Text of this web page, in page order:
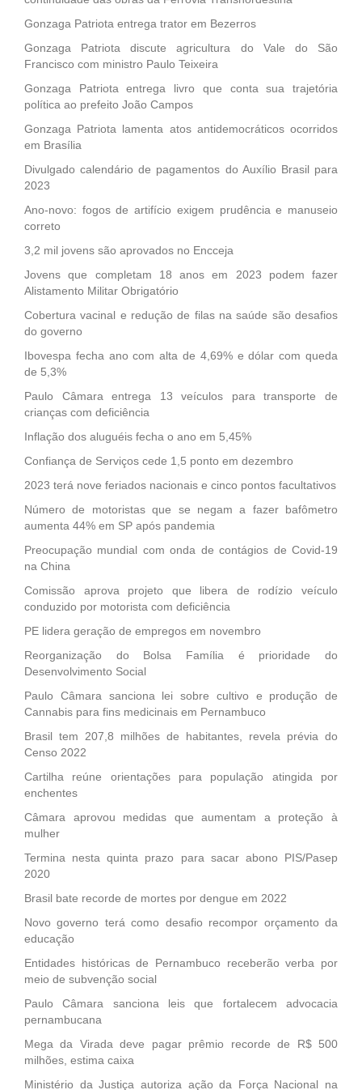
Gonzaga Patriota entrega trator em Bezerros
Gonzaga Patriota discute agricultura do Vale do São
Francisco com ministro Paulo Teixeira
Gonzaga Patriota entrega livro que conta sua trajetória
política ao prefeito João Campos
Gonzaga Patriota lamenta atos antidemocráticos ocorridos
em Brasília
Divulgado calendário de pagamentos do Auxílio Brasil para
2023
Ano-novo: fogos de artifício exigem prudência e manuseio
correto
3,2 mil jovens são aprovados no Encceja
Jovens que completam 18 anos em 2023 podem fazer
Alistamento Militar Obrigatório
Cobertura vacinal e redução de filas na saúde são desafios
do governo
Ibovespa fecha ano com alta de 4,69% e dólar com queda
de 5,3%
Paulo Câmara entrega 13 veículos para transporte de
crianças com deficiência
Inflação dos aluguéis fecha o ano em 5,45%
Confiança de Serviços cede 1,5 ponto em dezembro
2023 terá nove feriados nacionais e cinco pontos facultativos
Número de motoristas que se negam a fazer bafômetro
aumenta 44% em SP após pandemia
Preocupação mundial com onda de contágios de Covid-19
na China
Comissão aprova projeto que libera de rodízio veículo
conduzido por motorista com deficiência
PE lidera geração de empregos em novembro
Reorganização do Bolsa Família é prioridade do
Desenvolvimento Social
Paulo Câmara sanciona lei sobre cultivo e produção de
Cannabis para fins medicinais em Pernambuco
Brasil tem 207,8 milhões de habitantes, revela prévia do
Censo 2022
Cartilha reúne orientações para população atingida por
enchentes
Câmara aprovou medidas que aumentam a proteção à
mulher
Termina nesta quinta prazo para sacar abono PIS/Pasep
2020
Brasil bate recorde de mortes por dengue em 2022
Novo governo terá como desafio recompor orçamento da
educação
Entidades históricas de Pernambuco receberão verba por
meio de subvenção social
Paulo Câmara sanciona leis que fortalecem advocacia
pernambucana
Mega da Virada deve pagar prêmio recorde de R$ 500
milhões, estima caixa
Ministério da Justiça autoriza ação da Força Nacional na